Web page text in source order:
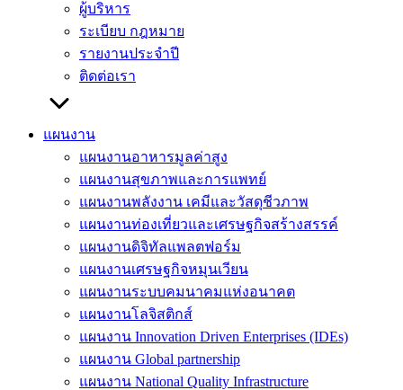
ผู้บริหาร
ระเบียบ กฎหมาย
รายงานประจำปี
ติดต่อเรา
แผนงาน
แผนงานอาหารมูลค่าสูง
แผนงานสุขภาพและการแพทย์
แผนงานพลังงาน เคมีและวัสดุชีวภาพ
แผนงานท่องเที่ยวและเศรษฐกิจสร้างสรรค์
แผนงานดิจิทัลแพลตฟอร์ม
แผนงานเศรษฐกิจหมุนเวียน
แผนงานระบบคมนาคมแห่งอนาคต
แผนงานโลจิสติกส์
แผนงาน Innovation Driven Enterprises (IDEs)
แผนงาน Global partnership
แผนงาน National Quality Infrastructure